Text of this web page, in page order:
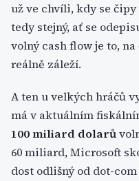
už ve chvíli, kdy se
tedy stejný, ať se
volný cash flow je to,
reálně záleží.
A ten u velkých hráčů
má v aktuálním
100 miliard dolarů
60 miliard, Microsoft
dost odlišný od dot-